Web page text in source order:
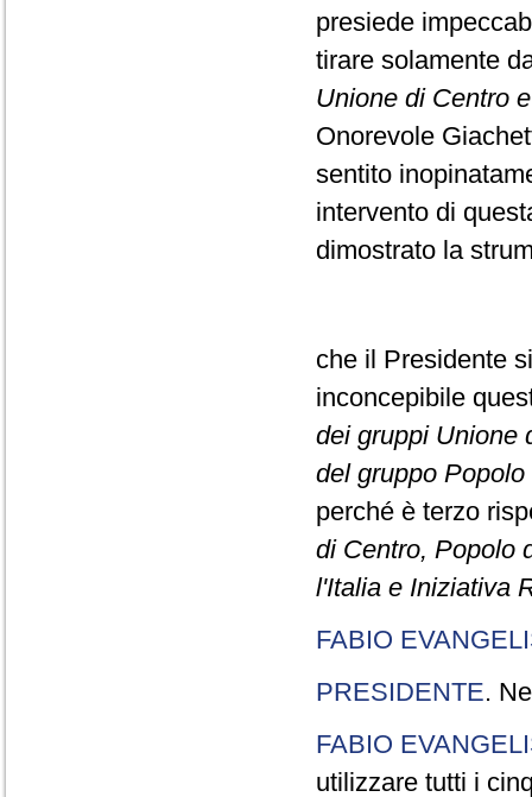
presiede
tirare solamente
Unione di Centro
Onorevole
sentito
intervento di
dimostrato la
che il Presidente
inconcepibile
dei gruppi Unione
del gruppo
perché è terzo
di Centro, Popolo
l'Italia e Iniziativa
FABIO
PRESIDENTE.
FABIO
utilizzare tutti i